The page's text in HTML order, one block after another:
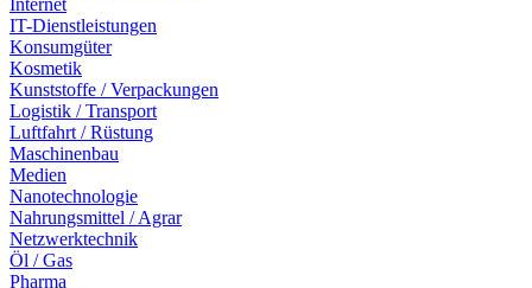
Internet
IT-Dienstleistungen
Konsumgüter
Kosmetik
Kunststoffe / Verpackungen
Logistik / Transport
Luftfahrt / Rüstung
Maschinenbau
Medien
Nanotechnologie
Nahrungsmittel / Agrar
Netzwerktechnik
Öl / Gas
Pharma